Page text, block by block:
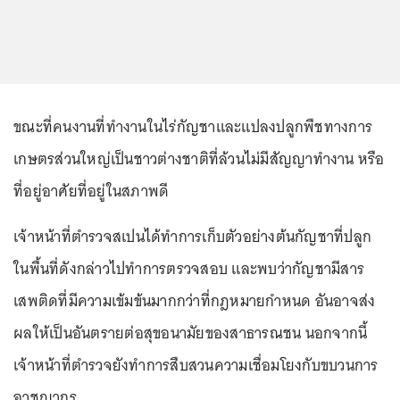
ขณะที่คนงานที่ทำงานในไร่กัญชาและแปลงปลูกพืชทางการ
เกษตรส่วนใหญ่เป็นชาวต่างชาติที่ล้วนไม่มีสัญญาทำงาน หรือ
ที่อยู่อาศัยที่อยู่ในสภาพดี
เจ้าหน้าที่ตำรวจสเปนได้ทำการเก็บตัวอย่างต้นกัญชาที่ปลูก
ในพื้นที่ดังกล่าวไปทำการตรวจสอบ และพบว่ากัญชามีสาร
เสพติดที่มีความเข้มข้นมากกว่าที่กฎหมายกำหนด อันอาจส่ง
ผลให้เป็นอันตรายต่อสุขอนามัยของสาธารณชน นอกจากนี้
เจ้าหน้าที่ตำรวจยังทำการสืบสวนความเชื่อมโยงกับขบวนการ